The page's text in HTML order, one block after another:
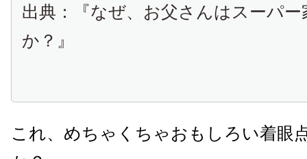
出典：『なぜ、お父さんはスーパ
か？』
これ、めちゃくちゃおもしろい着眼